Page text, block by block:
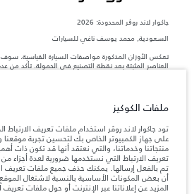
جاكوار لاند روڨر المحدودة: 2026
السعودية, محمد يوسف ناغي للسيارات
تعكس الأوزان المذكورة مواصفات السيارة القياسية.
العناصر المثبتة بعد نقطة التصنيع في الحمولة. تأكد من
المعلومات والمواصفات والأسعار والألوان المذكورة
آخر، كما أنّها قد تتغير بدون إشعار مسبق. الرجاء التواصل
والتحقق من الأسعار.
ملاحظة مهمة حول الصور والمواصفات.إن النقص
في مواصفات تصميم السيارات وتوفر الخيارات
للغاية، ونتيجة لذلك، قد لا تمثّل الصور المستخدَمة ضمن
بالكامل بالنسبة إلى الميزات والخيارات والحلية
سيتمكّن من تأكيد أي تقييدات حالية معك للسماح لك
ملفات الكوكيز
تود جاكوار لاند روڤر استخدام ملفات تعريف الارتباط
على جهاز الكمبيوتر الخاص بك لتحسين تجربة موقعنا
منتجاتنا وخدماتنا، والتي نعتقد أنها قد تكون ذات
تعريف الارتباط التي نستخدمها ضرورية لعدة أجزاء
تم بالفعل إرسالها. يمكنك حذف جميع ملفات تعريف
أن بعض المكونات الأساسية بالنسبة لاشتغال
المزيد عن إعلاناتنا عبر الإنترنت أو حول ملفات